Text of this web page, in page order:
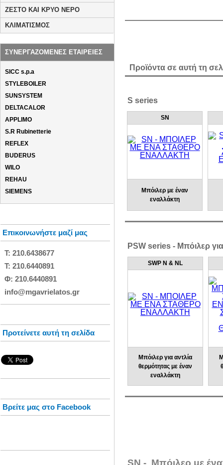
Προϊόντα σε αυτή τη
S series
SN
Μπόιλερ με έναν
εναλλάκτη
PSW series - Μπόιλερ
SWP N & NL
Μπόιλερ για αντλία
θερμότητας με έναν
εναλλάκτη
SΝ - Μπόιλερ με
ΖΕΣΤΟ ΚΑΙ ΚΡΥΟ ΝΕΡΟ
ΚΛΙΜΑΤΙΣΜΟΣ
ΣΥΝΕΡΓΑΖΟΜΕΝΕΣ ΕΤΑΙΡΕΙΕΣ
SICC s.p.a
STYLEBOILER
SUNSYSTEM
DELTACALOR
APPLIMO
S.R Rubinetterie
REFLEX
BUDERUS
WILO
REHAU
SIEMENS
Επικοινωνήστε μαζί μας
Τ: 210.6438677
Τ: 210.6440891
Φ: 210.6440891
info@mgavrielatos.gr
Προτείνετε αυτή τη σελίδα
Βρείτε μας στο Facebook